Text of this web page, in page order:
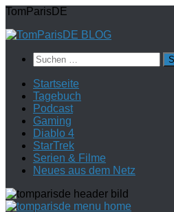
Zum
springen
TomParisDE
Suchen
nach:
Startseite
Tagebuch
Podcast
Gaming
Diablo 4
StarTrek
Serien & Filme
Neues aus dem Netz